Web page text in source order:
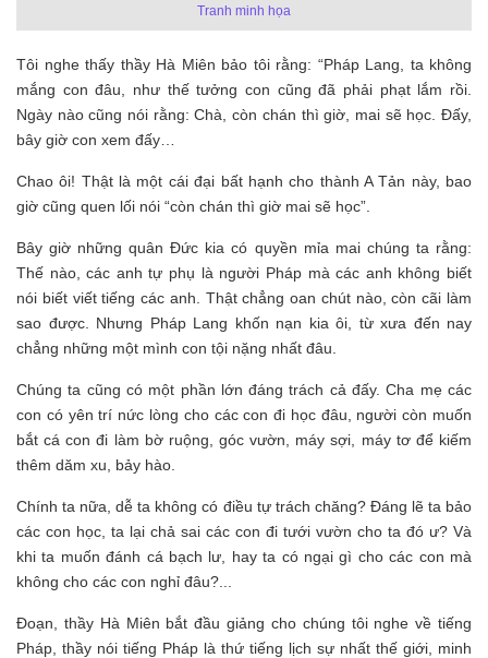
Tranh minh họa
Tôi nghe thấy thầy Hà Miên bảo tôi rằng: “Pháp Lang, ta không
mắng con đâu, như thế tưởng con cũng đã phải phạt lắm rồi.
Ngày nào cũng nói rằng: Chà, còn chán thì giờ, mai sẽ học. Đấy,
bây giờ con xem đấy…
Chao ôi! Thật là một cái đại bất hạnh cho thành A Tản này, bao
giờ cũng quen lối nói “còn chán thì giờ mai sẽ học”.
Bây giờ những quân Đức kia có quyền mỉa mai chúng ta rằng:
Thế nào, các anh tự phụ là người Pháp mà các anh không biết
nói biết viết tiếng các anh. Thật chẳng oan chút nào, còn cãi làm
sao được. Nhưng Pháp Lang khốn nạn kia ôi, từ xưa đến nay
chẳng những một mình con tội nặng nhất đâu.
Chúng ta cũng có một phần lớn đáng trách cả đấy. Cha mẹ các
con có yên trí nức lòng cho các con đi học đâu, người còn muốn
bắt cá con đi làm bờ ruộng, góc vườn, máy sợi, máy tơ để kiếm
thêm dăm xu, bảy hào.
Chính ta nữa, dễ ta không có điều tự trách chăng? Đáng lẽ ta bảo
các con học, ta lại chả sai các con đi tưới vườn cho ta đó ư? Và
khi ta muốn đánh cá bạch lư, hay ta có ngại gì cho các con mà
không cho các con nghỉ đâu?...
Đoạn, thầy Hà Miên bắt đầu giảng cho chúng tôi nghe về tiếng
Pháp, thầy nói tiếng Pháp là thứ tiếng lịch sự nhất thế giới, minh